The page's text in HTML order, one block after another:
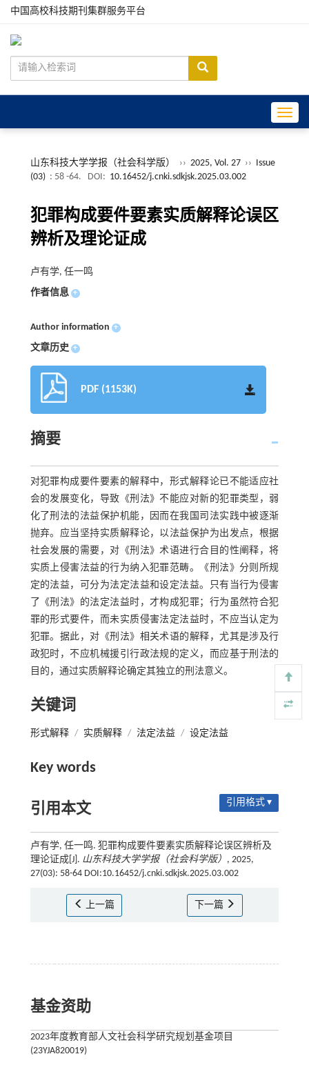
中国高校科技期刊集群服务平台
山东科技大学学报（社会科学版） ›› 2025, Vol. 27 ›› Issue
(03) : 58 -64. DOI: 10.16452/j.cnki.sdkjsk.2025.03.002
犯罪构成要件要素实质解释论误区
辨析及理论证成
卢有学, 任一鸣
作者信息 +
Author information +
文章历史 +
PDF (1153K)
摘要
对犯罪构成要件要素的解释中，形式解释论已不能适应社
会的发展变化，导致《刑法》不能应对新的犯罪类型，弱
化了刑法的法益保护机能，因而在我国司法实践中被逐渐
抛弃。应当坚持实质解释论，以法益保护为出发点，根据
社会发展的需要，对《刑法》术语进行合目的性阐释，将
实质上侵害法益的行为纳入犯罪范畴。《刑法》分则所规
定的法益，可分为法定法益和设定法益。只有当行为侵害
了《刑法》的法定法益时，才构成犯罪；行为虽然符合犯
罪的形式要件，而未实质侵害法定法益时，不应当认定为
犯罪。据此，对《刑法》相关术语的解释，尤其是涉及行
政犯时，不应机械援引行政法规的定义，而应基于刑法的
目的，通过实质解释论确定其独立的刑法意义。
关键词
形式解释 / 实质解释 / 法定法益 / 设定法益
Key words
引用本文 引用格式 ▾
卢有学, 任一鸣. 犯罪构成要件要素实质解释论误区辨析及
理论证成[J]. 山东科技大学学报（社会科学版） , 2025,
27(03): 58-64 DOI:10.16452/j.cnki.sdkjsk.2025.03.002
上一篇 下一篇
基金资助
2023年度教育部人文社会科学研究规划基金项目
(23YJA820019)